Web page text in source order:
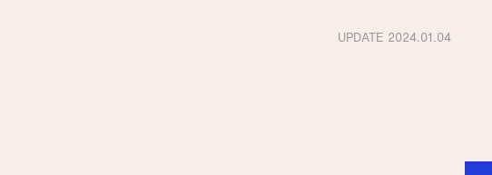
UPDATE 2024.01.04